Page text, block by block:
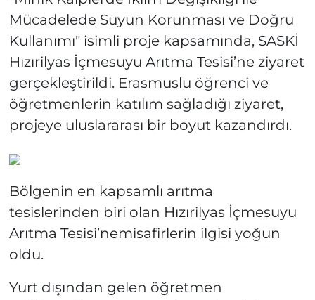
Mücadelede Suyun Korunması ve Doğru
Kullanımı" isimli proje kapsamında, SASKİ
Hızırilyas İçmesuyu Arıtma Tesisi’ne ziyaret
gerçekleştirildi. Erasmuslu öğrenci ve
öğretmenlerin katılım sağladığı ziyaret,
projeye uluslararası bir boyut kazandırdı.
Bölgenin en kapsamlı arıtma
tesislerinden biri olan Hızırilyas İçmesuyu
Arıtma Tesisi’nemisafirlerin ilgisi yoğun
oldu.
Yurt dışından gelen öğretmen